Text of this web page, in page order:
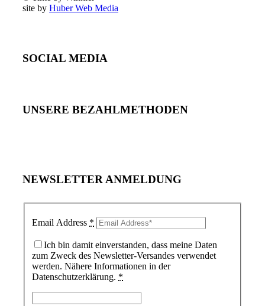
site by Huber Web Media
SOCIAL MEDIA
UNSERE BEZAHLMETHODEN
NEWSLETTER ANMELDUNG
Email Address *
Ich bin damit einverstanden, dass meine Daten
zum Zweck des Newsletter-Versandes verwendet
werden. Nähere Informationen in der
Datenschutzerklärung. *